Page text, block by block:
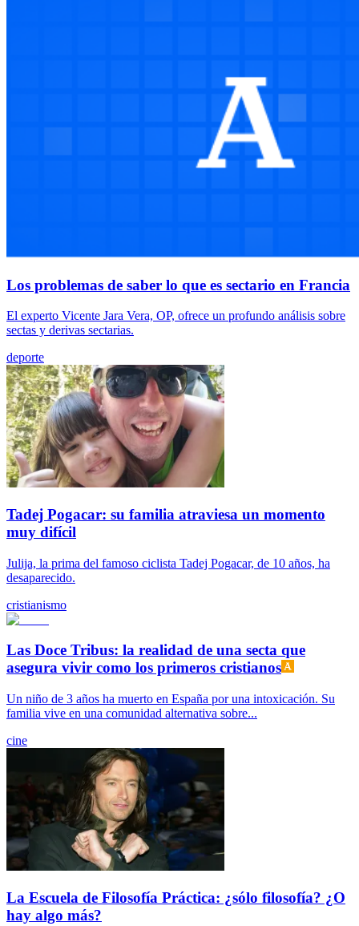
Los problemas de saber lo que es sectario en Francia
El experto Vicente Jara Vera, OP, ofrece un profundo análisis sobre
sectas y derivas sectarias.
deporte
Tadej Pogacar: su familia atraviesa un momento
muy difícil
Julija, la prima del famoso ciclista Tadej Pogacar, de 10 años, ha
desaparecido.
cristianismo
Las Doce Tribus: la realidad de una secta que
asegura vivir como los primeros cristianos
Un niño de 3 años ha muerto en España por una intoxicación. Su
familia vive en una comunidad alternativa sobre...
cine
La Escuela de Filosofía Práctica: ¿sólo filosofía? ¿O
hay algo más?